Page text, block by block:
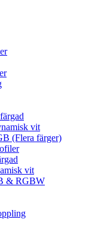
vit
(Flera färger)
vit
& RGBW